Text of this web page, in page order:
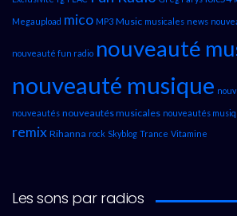
Megaupload mico MP3 Music musicales news
nouveauté fun radio nouveauté
nouveauté musique
nouveautés nouveautés musicales nouveautés
remix Rihanna rock Skyblog Trance Vitamine
Les sons par radios